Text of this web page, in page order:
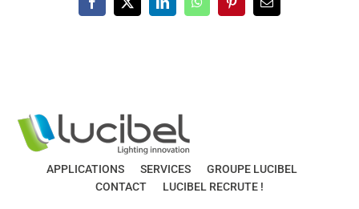
Facebook
X LinkedInWhatsAppPinterestEmail
APPLICATIONS SERVICES
GROUPE LUCIBEL
CONTACT
LUCIBEL RECRUTE !